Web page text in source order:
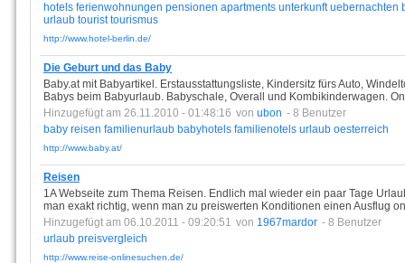
hotels ferienwohnungen pensionen apartments unterkunft uebernachten
urlaub tourist tourismus
http://www.hotel-berlin.de/
Die Geburt und das Baby
Baby.at mit Babyartikel. Erstausstattungsliste, Kindersitz fürs Auto,
Babys beim Babyurlaub. Babyschale, Overall und Kombikinderwagen.
Hinzugefügt am 26.11.2010 - 01:48:16 von ubon - 8 Benutzer
baby reisen familienurlaub babyhotels familienotels urlaub oesterreich
http://www.baby.at/
Reisen
1A Webseite zum Thema Reisen. Endlich mal wieder ein paar Tage
man exakt richtig, wenn man zu preiswerten Konditionen einen Ausflug
Hinzugefügt am 06.10.2011 - 09:20:51 von 1967mardor - 8 Benutzer
urlaub preisvergleich
http://www.reise-onlinesuchen.de/